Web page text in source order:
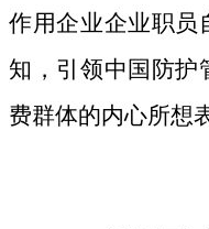
作用企业企业职员
知，引领中国防护
费群体的内心所想